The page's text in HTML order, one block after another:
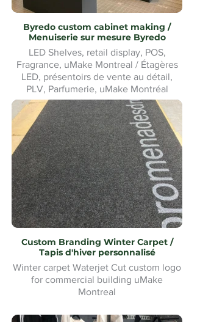
Byredo custom cabinet making /
Menuiserie sur mesure Byredo
LED Shelves, retail display, POS,
Fragrance, uMake Montreal / Étagères
LED, présentoirs de vente au détail,
PLV, Parfumerie, uMake Montréal
Custom Branding Winter Carpet /
Tapis d'hiver personnalisé
Winter carpet Waterjet Cut custom logo
for commercial building uMake
Montreal
Tapis d'hiver Waterjet Cut logo